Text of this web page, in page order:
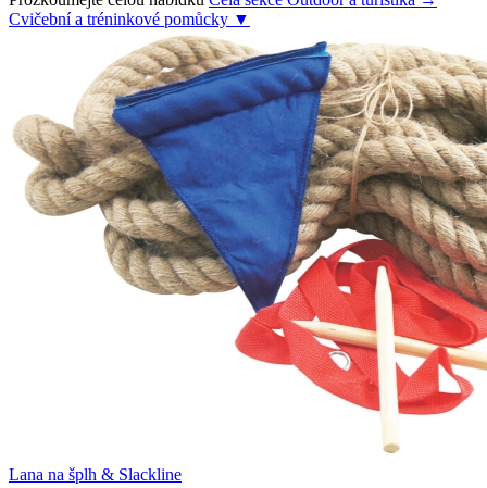
Cvičební a tréninkové pomůcky ▼
Lana na šplh & Slackline